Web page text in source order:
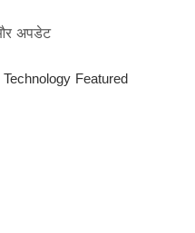
Technology Featured